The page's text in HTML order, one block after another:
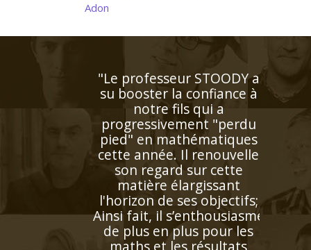
Adon
"Professeur consciencieux,
proche de l'élève, patient,
disponible. J'aurai recours
à son aide dès que ça sera
nécessaire"
Madame G.M (Strasbourg,
élève en première L)